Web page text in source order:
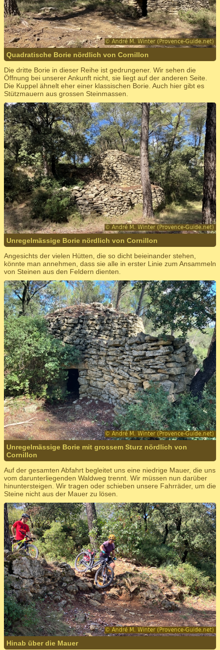
Quadratische Borie nördlich von Cornillon
Die dritte Borie in dieser Reihe ist gedrungener. Wir sehen die
Öffnung bei unserer Ankunft nicht, sie liegt auf der anderen Seite.
Die Kuppel ähnelt eher einer klassischen Borie. Auch hier gibt es
Stützmauern aus grossen Steinmassen.
Unregelmässige Borie nördlich von Cornillon
Angesichts der vielen Hütten, die so dicht beieinander stehen,
könnte man annehmen, dass sie alle in erster Linie zum Ansammeln
von Steinen aus den Feldern dienten.
Unregelmässige Borie mit grossem Sturz nördlich von
Cornillon
Auf der gesamten Abfahrt begleitet uns eine niedrige Mauer, die uns
vom darunterliegenden Waldweg trennt. Wir müssen nun darüber
hinuntersteigen. Wir tragen oder schieben unsere Fahrräder, um die
Steine nicht aus der Mauer zu lösen.
Hinab über die Mauer